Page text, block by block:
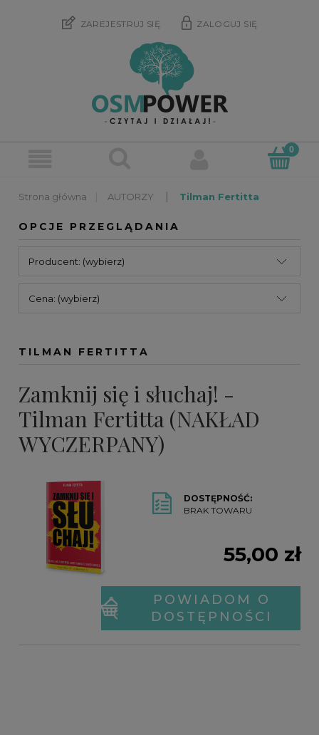
ZAREJESTRUJ SIĘ ZALOGUJ SIĘ
AUTORZY Tilman Fertitta
OPCJE PRZEGLĄDANIA
Producent: (wybierz)
Cena: (wybierz)
TILMAN FERTITTA
Zamknij się i słuchaj! -
Tilman Fertitta (NAKŁAD
WYCZERPANY)
DOSTĘPNOŚĆ:
BRAK TOWARU
55,00 zł
POWIADOM O
DOSTĘPNOŚCI